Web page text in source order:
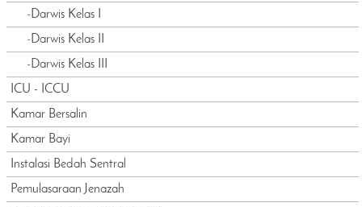
-Darwis Kelas I
-Darwis Kelas II
-Darwis Kelas III
ICU - ICCU
Kamar Bersalin
Kamar Bayi
Instalasi Bedah Sentral
Pemulasaraan Jenazah